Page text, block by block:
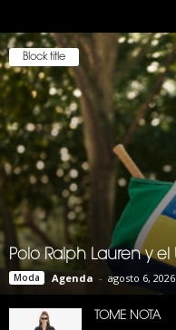
Block title
Polo Ralph Lauren y el
Moda Agenda - agosto 6, 2026
TOME NOTA